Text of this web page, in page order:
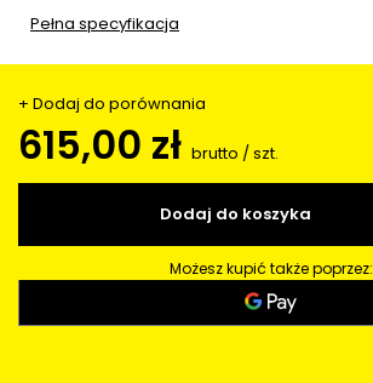
Pełna specyfikacja
+ Dodaj do porównania
615,00 zł brutto /szt.
Dodaj do koszyka
Możesz kupić także poprzez: